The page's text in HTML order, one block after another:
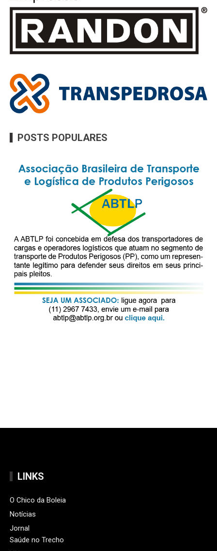
POSTS POPULARES
LINKS
O Chico da Boleia
Notícias
Jornal
Saúde no Trecho